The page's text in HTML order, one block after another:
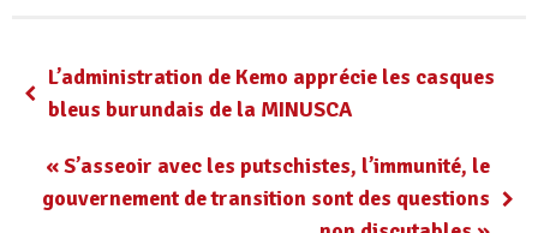
L’administration de Kemo apprécie les casques
bleus burundais de la MINUSCA
« S’asseoir avec les putschistes, l’immunité, le
gouvernement de transition sont des questions